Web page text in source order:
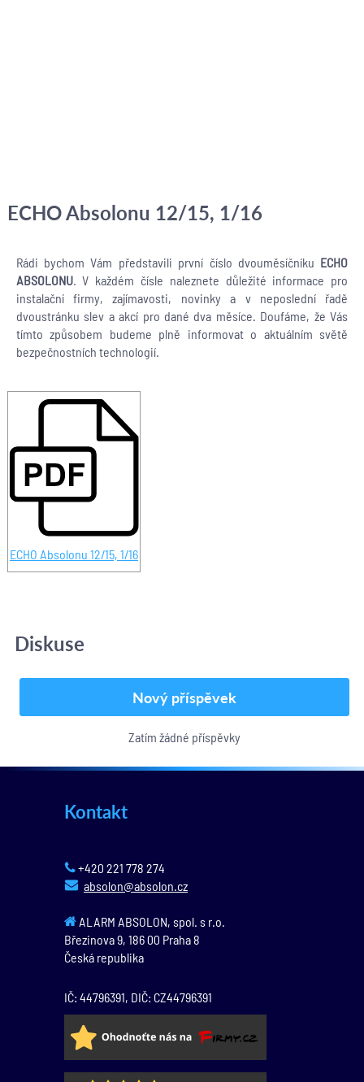
ECHO Absolonu 12/15, 1/16
Rádi bychom Vám představili první číslo dvouměsíčníku ECHO
ABSOLONU. V každém čísle naleznete důležité informace pro
instalační firmy, zajímavosti, novinky a v neposlední řadě
dvoustránku slev a akcí pro dané dva měsíce. Doufáme, že Vás
tímto způsobem budeme plně informovat o aktuálním světě
bezpečnostních technologií.
ECHO Absolonu 12/15, 1/16
Diskuse
Nový příspěvek
Zatím žádné příspěvky
Kontakt
+420 221 778 274
absolon@absolon.cz
ALARM ABSOLON, spol. s r.o.
Březinova 9, 186 00 Praha 8
Česká republika
IČ: 44796391, DIČ: CZ44796391